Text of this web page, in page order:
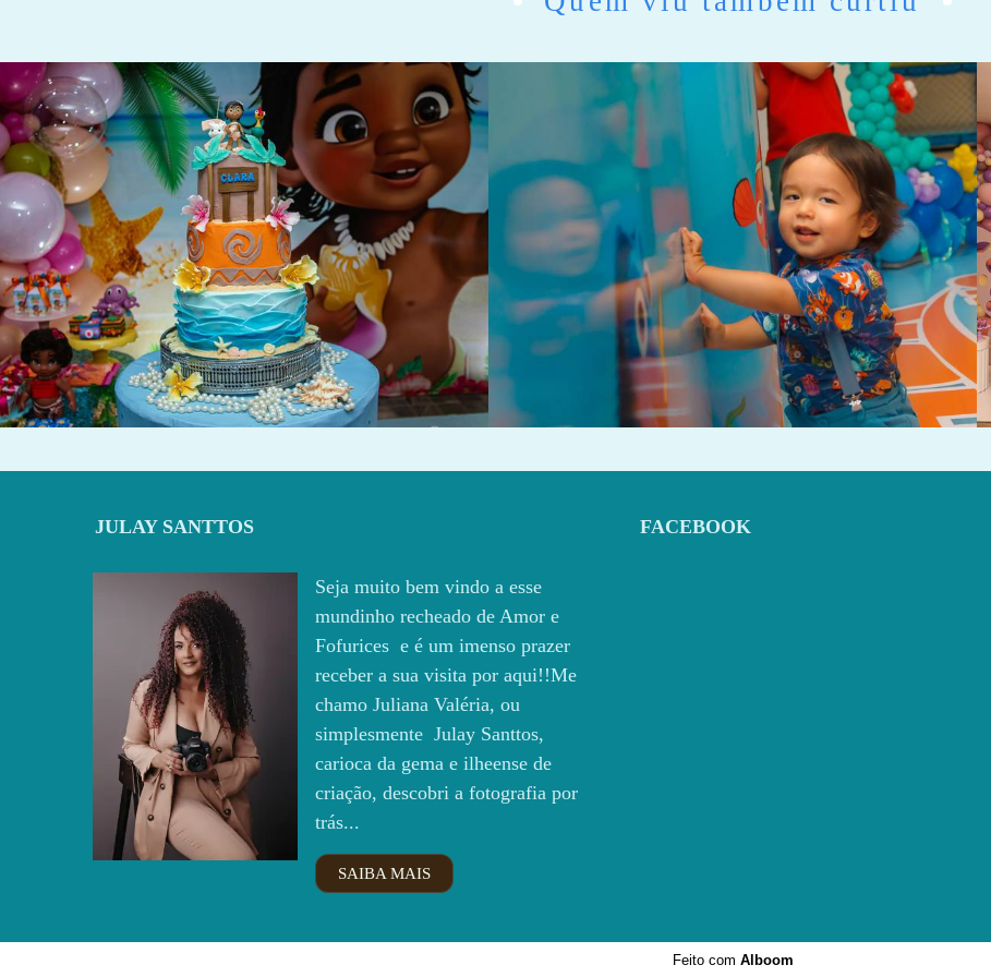
584 0 0
JULAY SANTTOS
Seja muito bem vindo a esse
mundinho recheado de Amor e
Fofurices e é um imenso prazer
receber a sua visita por aqui!!Me
chamo Juliana Valéria, ou
simplesmente Julay Santtos,
carioca da gema e ilheense de
criação, descobri a fotografia por
trás...
SAIBA MAIS
FACEBOOK
Feito com Alboom